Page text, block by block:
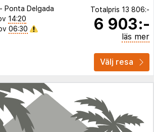
- Ponta Delgada
14:20
06:30
Totalpris 13 806:-
6 903:-
läs mer
Välj resa